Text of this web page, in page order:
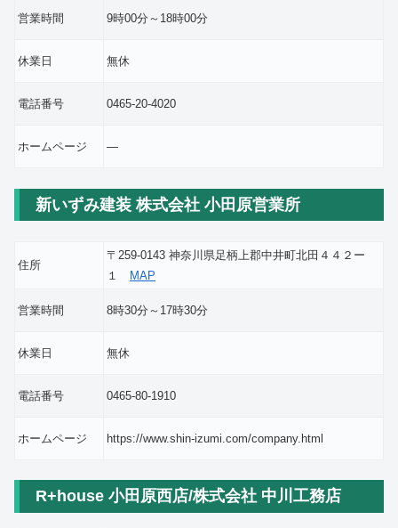
営業時間 9時00分～18時00分
休業日 無休
電話番号 0465-20-4020
ホームページ ―
新いずみ建装 株式会社 小田原営業所
住所
〒259-0143 神奈川県足柄上郡中井町北田４４２ー
１ MAP
営業時間 8時30分～17時30分
休業日 無休
電話番号 0465-80-1910
ホームページ https://www.shin-izumi.com/company.html
R+house 小田原西店/株式会社 中川工務店